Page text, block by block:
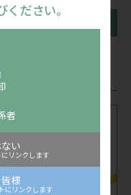
ださい。
者
い
リンクします
様
にリンクします